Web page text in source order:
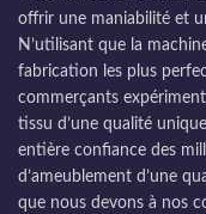
offrir une maniabilité et
N’utilisant que la
fabrication les plus
commerçants
tissu d’une qualité
entière confiance des
d’ameublement d’une
que nous devons à nos